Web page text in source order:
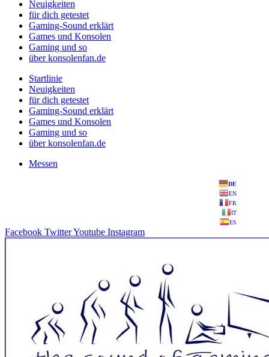
Neuigkeiten
für dich getestet
Gaming-Sound erklärt
Games und Konsolen
Gaming und so
über konsolenfan.de
Startlinie
Neuigkeiten
für dich getestet
Gaming-Sound erklärt
Games und Konsolen
Gaming und so
über konsolenfan.de
Messen
DE
EN
FR
IT
ES
Facebook TwitterYoutube Instagram